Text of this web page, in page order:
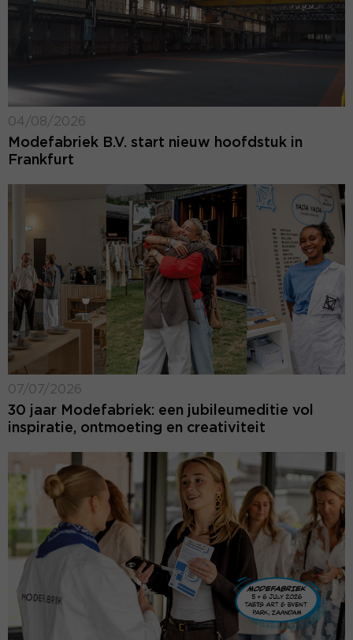
04/08/2026
Modefabriek B.V. start nieuw hoofdstuk in
Frankfurt
07/07/2026
30 jaar Modefabriek: een jubileumeditie vol
inspiratie, ontmoeting en creativiteit